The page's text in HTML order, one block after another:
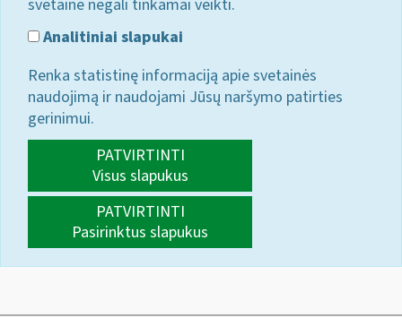
svetainė negali tinkamai veikti.
Analitiniai slapukai
Renka statistinę informaciją apie svetainės
naudojimą ir naudojami Jūsų naršymo patirties
gerinimui.
PATVIRTINTI
Visus slapukus
PATVIRTINTI
Pasirinktus slapukus